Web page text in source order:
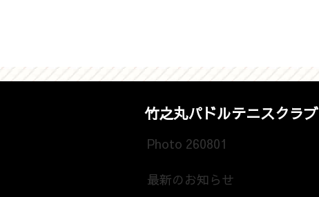
竹之丸パドルテニスクラブ
Photo 260801
最新のお知らせ